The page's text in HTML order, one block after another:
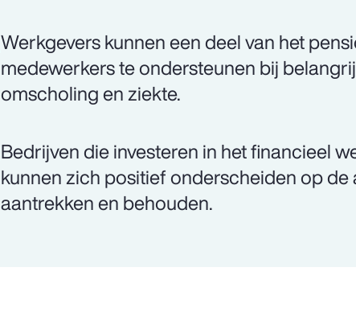
Werkgevers kunnen een deel van het
medewerkers te ondersteunen bij
omscholing en ziekte.
Bedrijven die investeren in het financieel
kunnen zich positief onderscheiden op
aantrekken en behouden.